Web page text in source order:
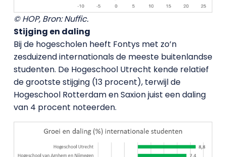
© HOP, Bron: Nuffic.
Stijging en daling
Bij de hogescholen heeft Fontys met zo’n
zesduizend internationals de meeste buitenlandse
studenten. De Hogeschool Utrecht kende relatief
de grootste stijging (13 procent), terwijl de
Hogeschool Rotterdam en Saxion juist een daling
van 4 procent noteerden.